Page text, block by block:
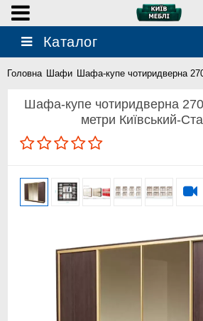
Каталог
Головна Шафи Шафа-купе чотиридверна
Шафа-купе чотиридверна
метри Київський-